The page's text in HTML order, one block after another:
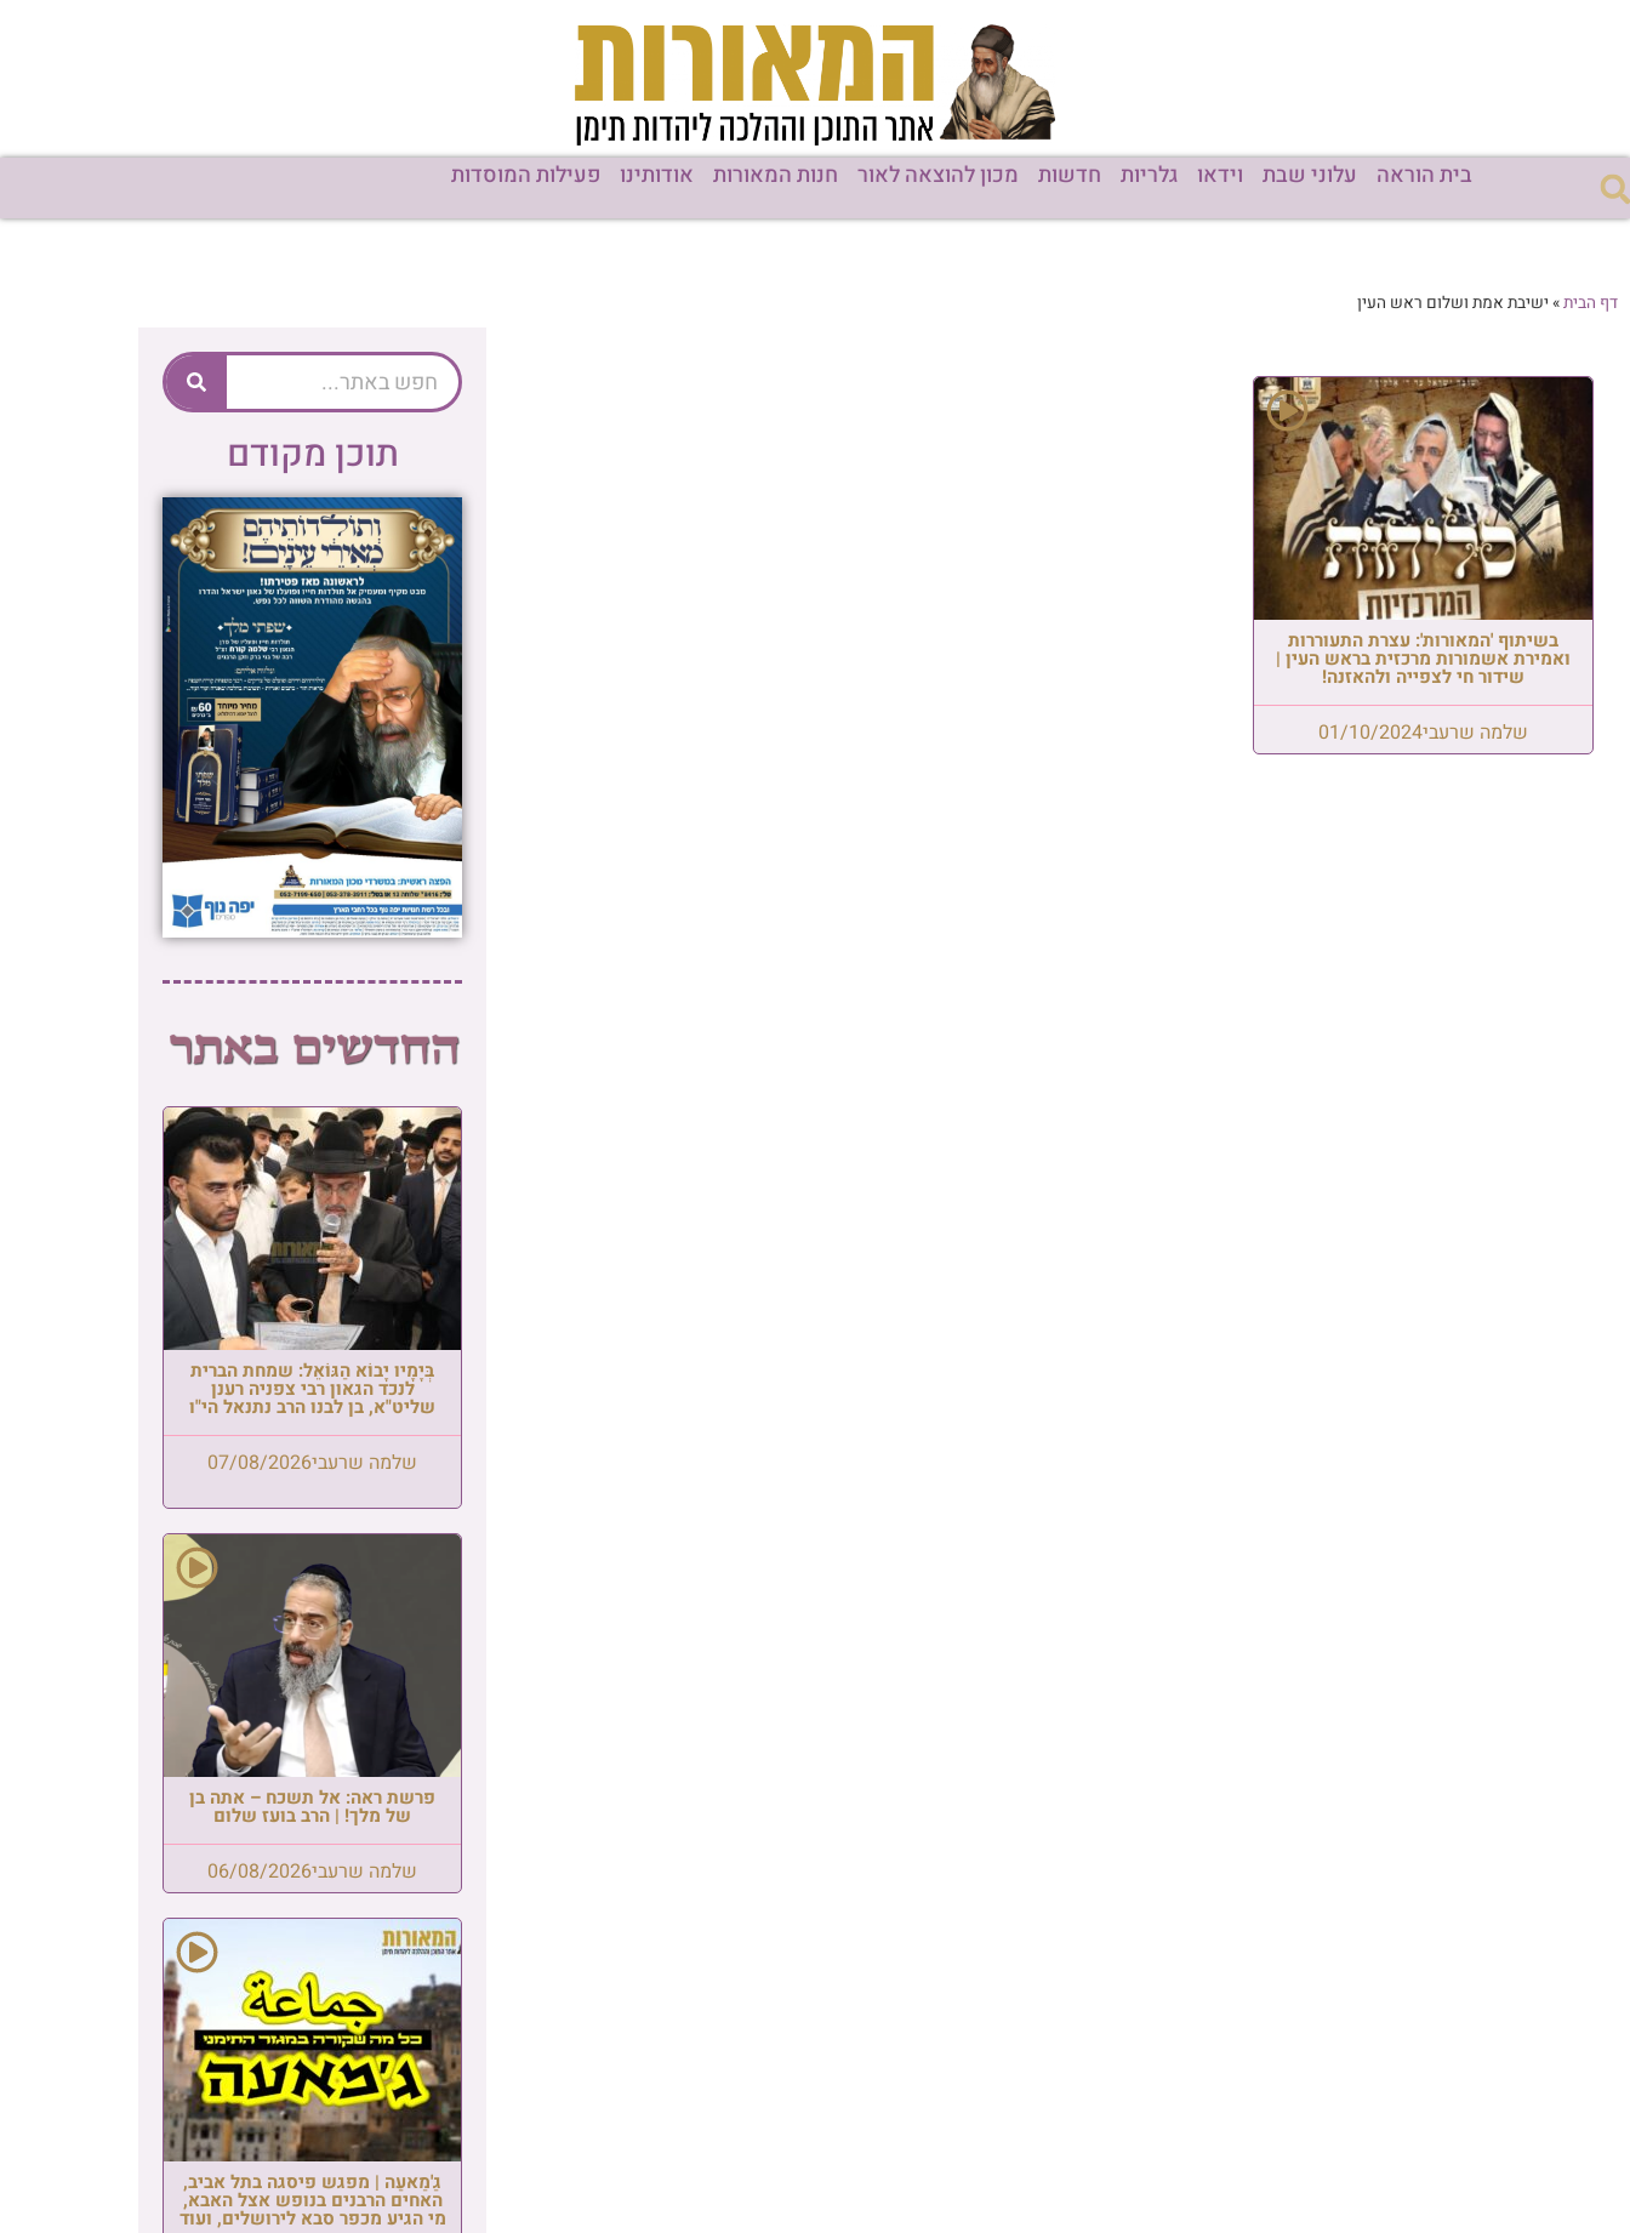
בית הוראה עלוני שבת וידאו גלריות חדשות מכון להוצאה לאור חנות המאורות אודותינו פעילות המוסדות
דף הבית» ישיבת אמת ושלום ראש העין
בשיתוף 'המאורות': עצרת התעוררות
ואמירת אשמורות מרכזית בראש העין |
שידור חי לצפייה ולהאזנה!
שלמה שרעבי01/10/2024
תוכן מקודם
בְּיָמָיו יָבוֹא הַגּוֹאֵל: שמחת הברית
לנכד הגאון רבי צפניה רענן
שליט"א, בן לבנו הרב נתנאל הי"ו
שלמה שרעבי07/08/2026
פרשת ראה: אל תשכח – אתה בן
של מלך! | הרב בועז שלום
שלמה שרעבי06/08/2026
גַ'מַאעַה | מפגש פיסגה בתל אביב,
האחים הרבנים בנופש אצל האבא,
מי הגיע מכפר סבא לירושלים, ועוד